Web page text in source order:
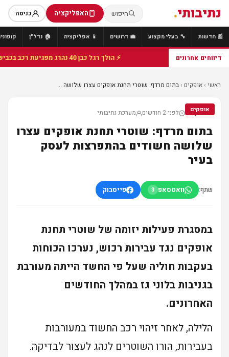
נתיבותי. חיפוש האפליקציה כניסה
📰 חדשות 🔧 בעלי מקצוע 💼 דרושים 📱 אפליקציה 🏠 נדל"ן
דיווחים אחרונים ⚡ הולך רגל כבן 40 נהרג מפגיעת רכב בכביש 25 סמוך לצומת הנשיא, מתנדבי זק"א פועלו בזירה
ראשי ›אופקים ›בתום מרדף: שוטרי תחנת אופקים עצרו שלושה ...
אופקים
אופקים לפני 2 חודשים מערכת נתיבותי
בתום מרדף: שוטרי תחנת אופקים עצרו
שלושה חשודים בהתפרצות לעסק
בעיר
שתף: וואטסאפ 3 פייסבוק
במסגרת פעילות יזומה של שוטרי תחנת
אופקים נגד עבירות רכוש, נערכו הכוחות
בעקבות חוליה שעל פי החשד הייתה מעורבת
בגניבות בלוני גז במהלך החודשים
האחרונים.
הלילה, לאחר זיהוי רכב החשוד במעורבות
בעבירות, הורו השוטרים לנהג לעצור לבדיקה.